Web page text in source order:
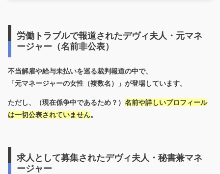
労働トラブルで報道されたデヴィ夫人・元マネ
ージャー（名前非公表）
不当解雇や給与未払いを巡る裁判報道の中で、
「元マネージャーの女性（複数名）」が登場しています。
ただし、（現在係争中であるため？） 名前や詳しいプロフィール
は一切公表されていません。
求人として募集されたデヴィ夫人・秘書兼マネ
ージャー